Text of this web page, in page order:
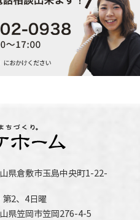
県倉敷市玉島中央町1-22-
2、4日曜
県笠岡市笠岡276-4-5